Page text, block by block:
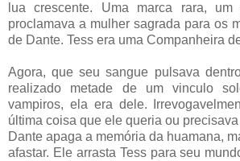
lua crescente. Uma marca rara,
proclamava a mulher sagrada para os
de Dante. Tess era uma Companheira
Agora, que seu sangue pulsava
realizado metade de um vinculo
vampiros, ela era dele.
última coisa que ele queria ou
Dante apaga a memória da huamana,
afastar. Ele arrasta Tess para seu